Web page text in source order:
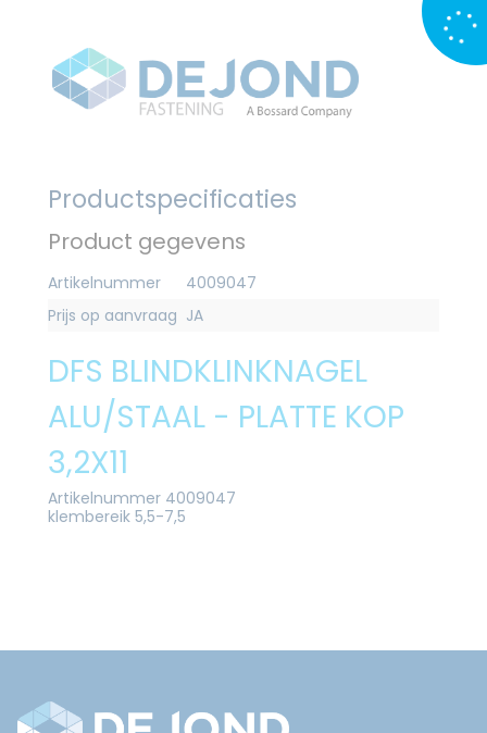
Productspecificaties
Product gegevens
Artikelnummer
4009047
Prijs op aanvraag JA
DFS BLINDKLINKNAGEL
ALU/STAAL - PLATTE KOP
3,2X11
Artikelnummer 4009047
klembereik 5,5-7,5